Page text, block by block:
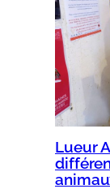
Lueur